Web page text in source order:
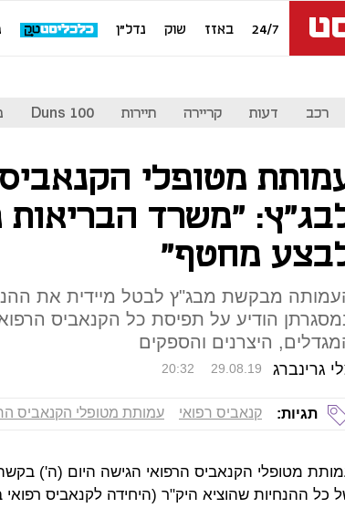
24/7 באזז שוק נדל"ן
רכב דעות קריירה תיירות Duns 100
מטופלי
"משרד
מחטף"
מבקשת מבג"ץ לבטל מיידית את
הודיע על תפיסת כל הקנאביס
היצרנים והספקים
גרינברג 20:32 29.08.19
תגיות: קנאביס רפואי עמותת מטופלי הקנאביס
מטופלי הקנאביס הרפואי הגישה היום (ה') בקשה
כל ההנחיות שהוציא היק"ר (היחידה לקנאביס